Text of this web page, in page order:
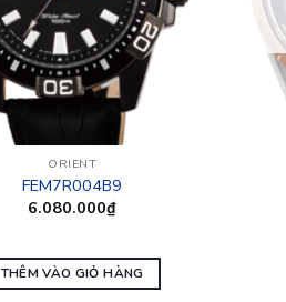
ORIENT
FEM7R004B9
6.080.000₫
THÊM VÀO GIỎ HÀNG